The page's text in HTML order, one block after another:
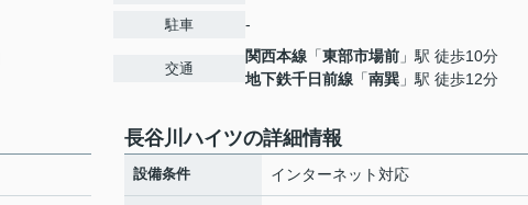
駐車 -
交通
関西本線 「東部市場前 」駅 徒歩10分
地下鉄千日前線 「南巽 」駅 徒歩12分
長谷川ハイツの詳細情報
設備条件 インターネット対応